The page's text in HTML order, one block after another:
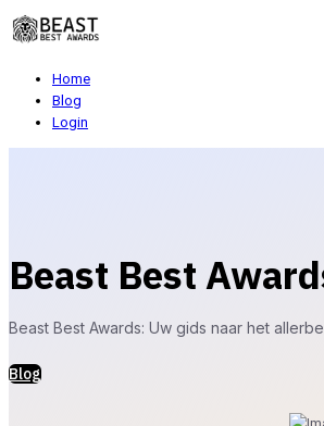
Home
Blog
Login
Beast Best
Beast Best Awards: Uw gids naar het
Blog